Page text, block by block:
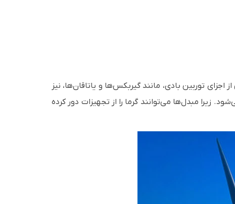
اجزای توربین بادی، مانند گیربکس‌ها و یاتاقان‌ها، نیز
زیرا مبدل‌ها می‌توانند گرما را از تجهیزات دور کرده